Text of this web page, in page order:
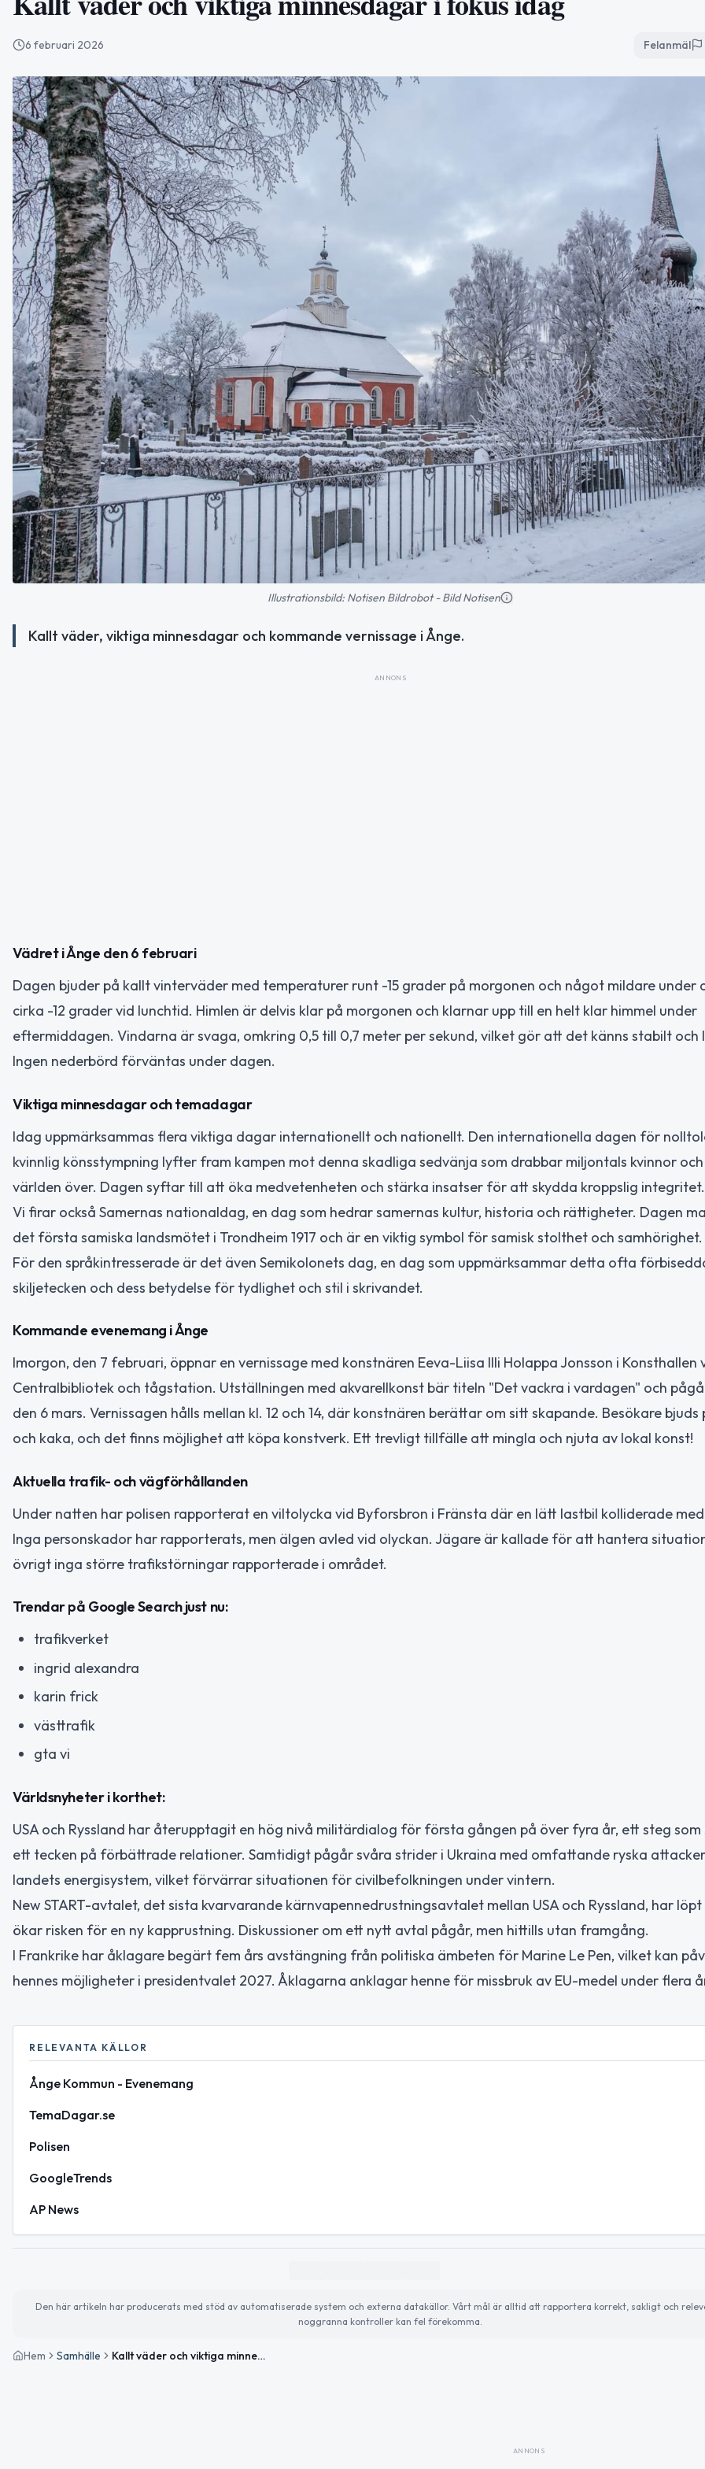
6 februari 2026 Felanmäl
Illustrationsbild: Notisen Bildrobot - Bild Notisen
Kallt väder, viktiga minnesdagar och kommande vernissage i Ånge.
ANNONS
Vädret i Ånge den 6 februari
Dagen bjuder på kallt vinterväder med temperaturer runt -15 grader på morgonen och något mildare under
cirka -12 grader vid lunchtid. Himlen är delvis klar på morgonen och klarnar upp till en helt klar himmel under
eftermiddagen. Vindarna är svaga, omkring 0,5 till 0,7 meter per sekund, vilket gör att det känns stabilt och
Ingen nederbörd förväntas under dagen.
Viktiga minnesdagar och temadagar
Idag uppmärksammas flera viktiga dagar internationellt och nationellt. Den internationella dagen för
kvinnlig könsstympning lyfter fram kampen mot denna skadliga sedvänja som drabbar miljontals kvinnor
världen över. Dagen syftar till att öka medvetenheten och stärka insatser för att skydda kroppslig integritet.
Vi firar också Samernas nationaldag, en dag som hedrar samernas kultur, historia och rättigheter. Dagen
det första samiska landsmötet i Trondheim 1917 och är en viktig symbol för samisk stolthet och samhörighet.
För den språkintresserade är det även Semikolonets dag, en dag som uppmärksammar detta ofta
skiljetecken och dess betydelse för tydlighet och stil i skrivandet.
Kommande evenemang i Ånge
Imorgon, den 7 februari, öppnar en vernissage med konstnären Eeva-Liisa Illi Holappa Jonsson i Konsthallen
Centralbibliotek och tågstation. Utställningen med akvarellkonst bär titeln "Det vackra i vardagen" och
den 6 mars. Vernissagen hålls mellan kl. 12 och 14, där konstnären berättar om sitt skapande. Besökare
och kaka, och det finns möjlighet att köpa konstverk. Ett trevligt tillfälle att mingla och njuta av lokal konst!
Aktuella trafik- och vägförhållanden
Under natten har polisen rapporterat en viltolycka vid Byforsbron i Fränsta där en lätt lastbil kolliderade
Inga personskador har rapporterats, men älgen avled vid olyckan. Jägare är kallade för att hantera
övrigt inga större trafikstörningar rapporterade i området.
Trendar på Google Search just nu:
trafikverket
ingrid alexandra
karin frick
västtrafik
gta vi
Världsnyheter i korthet:
USA och Ryssland har återupptagit en hög nivå militärdialog för första gången på över fyra år, ett steg som
ett tecken på förbättrade relationer. Samtidigt pågår svåra strider i Ukraina med omfattande ryska
landets energisystem, vilket förvärrar situationen för civilbefolkningen under vintern.
New START-avtalet, det sista kvarvarande kärnvapennedrustningsavtalet mellan USA och Ryssland, har
ökar risken för en ny kapprustning. Diskussioner om ett nytt avtal pågår, men hittills utan framgång.
I Frankrike har åklagare begärt fem års avstängning från politiska ämbeten för Marine Le Pen, vilket kan
hennes möjligheter i presidentvalet 2027. Åklagarna anklagar henne för missbruk av EU-medel under flera
RELEVANTA KÄLLOR
Ånge Kommun - Evenemang
TemaDagar.se
Polisen
GoogleTrends
AP News
Den här artikeln har producerats med stöd av automatiserade system och externa datakällor. Vårt mål är alltid att rapportera korrekt, sakligt och
noggranna kontroller kan fel förekomma.
Hem Samhälle Kallt väder och viktiga minnesdagar i fokus idag
ANNONS